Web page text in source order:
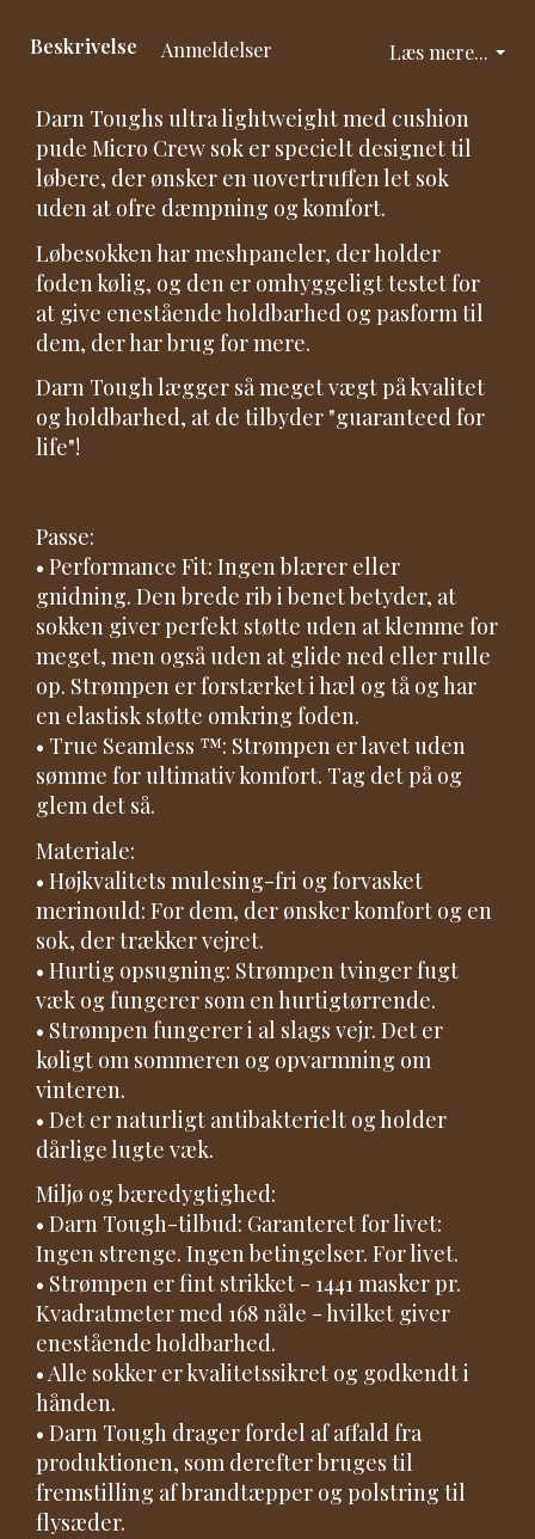
Læs mere...
Beskrivelse Anmeldelser
Darn Toughs ultra lightweight med cushion
pude Micro Crew sok er specielt designet til
løbere, der ønsker en uovertruffen let sok
uden at ofre dæmpning og komfort.
Løbesokken har meshpaneler, der holder
foden kølig, og den er omhyggeligt testet for
at give enestående holdbarhed og pasform til
dem, der har brug for mere.
Darn Tough lægger så meget vægt på kvalitet
og holdbarhed, at de tilbyder "guaranteed for
life"!
Passe:
• Performance Fit: Ingen blærer eller
gnidning. Den brede rib i benet betyder, at
sokken giver perfekt støtte uden at klemme for
meget, men også uden at glide ned eller rulle
op. Strømpen er forstærket i hæl og tå og har
en elastisk støtte omkring foden.
• True Seamless ™: Strømpen er lavet uden
sømme for ultimativ komfort. Tag det på og
glem det så.
Materiale:
• Højkvalitets mulesing-fri og forvasket
merinould: For dem, der ønsker komfort og en
sok, der trækker vejret.
• Hurtig opsugning: Strømpen tvinger fugt
væk og fungerer som en hurtigtørrende.
• Strømpen fungerer i al slags vejr. Det er
køligt om sommeren og opvarmning om
vinteren.
• Det er naturligt antibakterielt og holder
dårlige lugte væk.
Miljø og bæredygtighed:
• Darn Tough-tilbud: Garanteret for livet:
Ingen strenge. Ingen betingelser. For livet.
• Strømpen er fint strikket - 1441 masker pr.
Kvadratmeter med 168 nåle - hvilket giver
enestående holdbarhed.
• Alle sokker er kvalitetssikret og godkendt i
hånden.
• Darn Tough drager fordel af affald fra
produktionen, som derefter bruges til
fremstilling af brandtæpper og polstring til
flysæder.